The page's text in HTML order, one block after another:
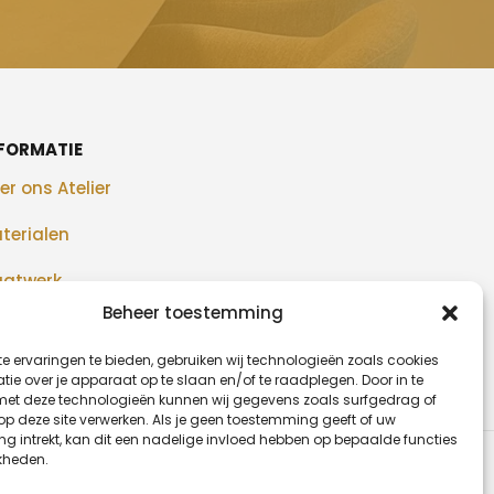
Beheer toestemming
ervaringen te bieden, gebruiken wij technologieën zoals cookies
over je apparaat op te slaan en/of te raadplegen. Door in te
deze technologieën kunnen wij gegevens zoals surfgedrag of
deze site verwerken. Als je geen toestemming geeft of uw
intrekt, kan dit een nadelige invloed hebben op bepaalde functies
ons Atelier